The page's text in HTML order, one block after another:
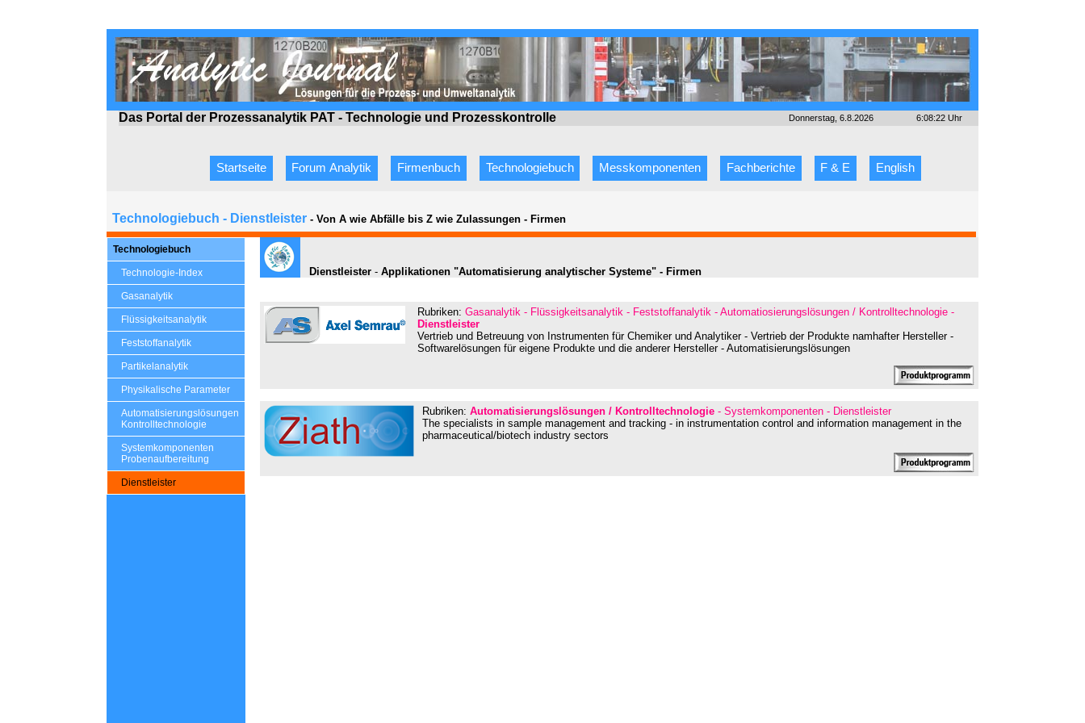
Das Portal der Prozessanalytik PAT - Technologie und Prozesskontrolle Donnerstag, 6.8.2026 6:08:22 Uhr
Startseite Forum Analytik Firmenbuch Technologiebuch Messkomponenten Fachberichte F & E English
Technologiebuch - Dienstleister - Von A wie Abfälle bis Z wie Zulassungen - Firmen
Technologiebuch
Technologie-Index
Gasanalytik
Flüssigkeitsanalytik
Feststoffanalytik
Partikelanalytik
Physikalische Parameter
Automatisierungslösungen
Kontrolltechnologie
Systemkomponenten
Probenaufbereitung
Dienstleister
Dienstleister - Applikationen "Automatisierung analytischer Systeme" - Firmen
Rubriken: Gasanalytik - Flüssigkeitsanalytik - Feststoffanalytik - Automatiosierungslösungen / Kontrolltechnologie -
Dienstleister
Vertrieb und Betreuung von Instrumenten für Chemiker und Analytiker - Vertrieb der Produkte namhafter Hersteller -
Softwarelösungen für eigene Produkte und die anderer Hersteller - Automatisierungslösungen
Rubriken: Automatisierungslösungen / Kontrolltechnologie - Systemkomponenten - Dienstleister
The specialists in sample management and tracking - in instrumentation control and information management in the
pharmaceutical/biotech industry sectors